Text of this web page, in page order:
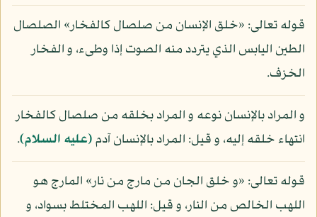
قوله تعالى: «خلق الإنسان من صلصال كالفخار» الصلصال
الطين اليابس الذي يتردد منه الصوت إذا وطىء، و الفخار
الخزف.
و المراد بالإنسان نوعه و المراد بخلقه من صلصال كالفخار
انتهاء خلقه إليه، و قيل: المراد بالإنسان آدم(عليه السلام).
قوله تعالى: «و خلق الجان من مارج من نار» المارج هو
اللهب الخالص من النار، و قيل: اللهب المختلط بسواد، و